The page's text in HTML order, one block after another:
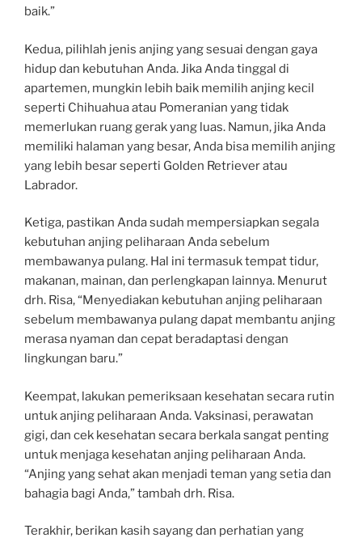
baik.”
Kedua, pilihlah jenis anjing yang sesuai dengan gaya
hidup dan kebutuhan Anda. Jika Anda tinggal di
apartemen, mungkin lebih baik memilih anjing kecil
seperti Chihuahua atau Pomeranian yang tidak
memerlukan ruang gerak yang luas. Namun, jika Anda
memiliki halaman yang besar, Anda bisa memilih anjing
yang lebih besar seperti Golden Retriever atau
Labrador.
Ketiga, pastikan Anda sudah mempersiapkan segala
kebutuhan anjing peliharaan Anda sebelum
membawanya pulang. Hal ini termasuk tempat tidur,
makanan, mainan, dan perlengkapan lainnya. Menurut
drh. Risa, “Menyediakan kebutuhan anjing peliharaan
sebelum membawanya pulang dapat membantu anjing
merasa nyaman dan cepat beradaptasi dengan
lingkungan baru.”
Keempat, lakukan pemeriksaan kesehatan secara rutin
untuk anjing peliharaan Anda. Vaksinasi, perawatan
gigi, dan cek kesehatan secara berkala sangat penting
untuk menjaga kesehatan anjing peliharaan Anda.
“Anjing yang sehat akan menjadi teman yang setia dan
bahagia bagi Anda,” tambah drh. Risa.
Terakhir, berikan kasih sayang dan perhatian yang